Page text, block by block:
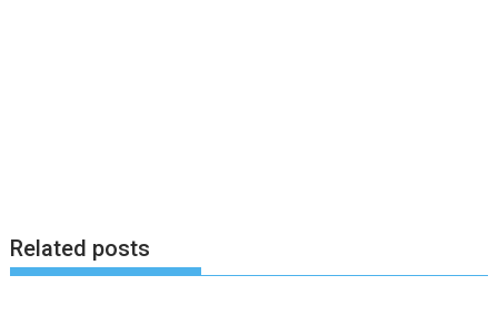
Related posts